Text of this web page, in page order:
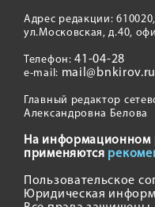
Адрес редакции:
ул.Московская, д.40,
Телефон:41-04-28
e-mail: mail@bnkirov.ru
Главный редактор
Александровна Белова
На информационном
применяются
Пользовательское
Юридическая